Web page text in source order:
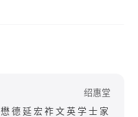
绍惠堂
懋德延宏祚文英学士家